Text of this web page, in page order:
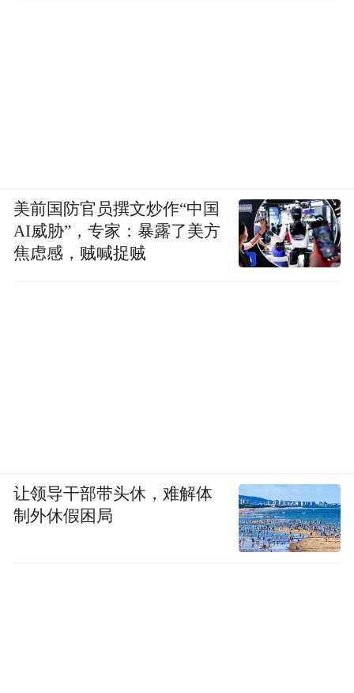
美前国防官员撰文炒作“中国
AI威胁”，专家：暴露了美方
焦虑感，贼喊捉贼
让领导干部带头休，难解体
制外休假困局